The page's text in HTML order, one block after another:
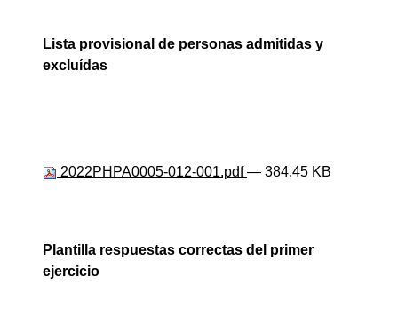
Lista provisional de personas admitidas y
excluídas
2022PHPA0005-012-001.pdf— 384.45 KB
Plantilla respuestas correctas del primer
ejercicio